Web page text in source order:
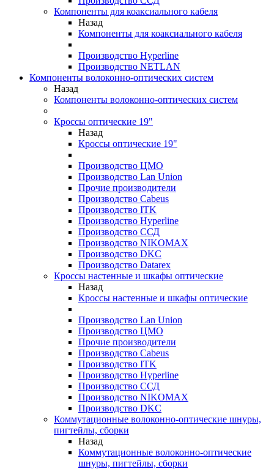
Компоненты для коаксиального кабеля
Назад
Компоненты для коаксиального кабеля
Производство Hyperline
Производство NETLAN
Компоненты волоконно-оптических систем
Назад
Компоненты волоконно-оптических систем
Кроссы оптические 19"
Назад
Кроссы оптические 19"
Производство ЦМО
Производство Lan Union
Прочие производители
Производство Cabeus
Производство ITK
Производство Hyperline
Производство ССД
Производство NIKOMAX
Производство DKC
Производство Datarex
Кроссы настенные и шкафы оптические
Назад
Кроссы настенные и шкафы оптические
Производство Lan Union
Производство ЦМО
Прочие производители
Производство Cabeus
Производство ITK
Производство Hyperline
Производство ССД
Производство NIKOMAX
Производство DKC
Коммутационные волоконно-оптические шнуры,
пигтейлы, сборки
Назад
Коммутационные волоконно-оптические
шнуры, пигтейлы, сборки